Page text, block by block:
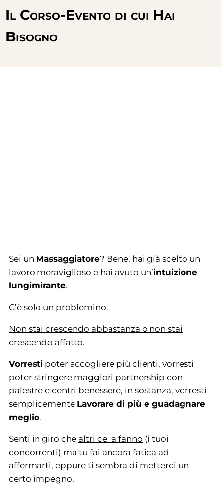
Il Corso-Evento di cui Hai
Bisogno
Sei un Massaggiatore? Bene, hai già scelto un
lavoro meraviglioso e hai avuto un’intuizione
lungimirante.
C’è solo un problemino.
Non stai crescendo abbastanza o non stai
crescendo affatto.
Vorrestipoter accogliere più clienti, vorresti
poter stringere maggiori partnership con
palestre e centri benessere, in sostanza, vorresti
semplicemente Lavorare di più e guadagnare
meglio.
Senti in giro che altri ce la fanno (i tuoi
concorrenti) ma tu fai ancora fatica ad
affermarti, eppure ti sembra di metterci un
certo impegno.